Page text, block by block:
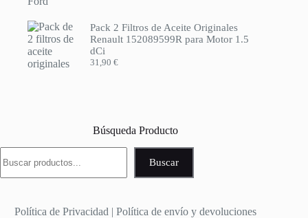
Pack 2 Filtros de Aceite Originales
Renault 152089599R para Motor 1.5
dCi
31,90 €
Búsqueda Producto
Buscar
Política de Privacidad |Política de envío y devoluciones